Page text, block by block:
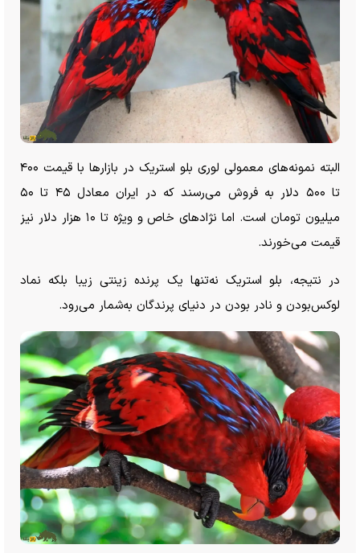
البته نمونه‌های معمولی لوری بلو استریک در بازار‌ها با قیمت ۴۰۰
تا ۵۰۰ دلار به فروش می‌رسند که در ایران معادل ۴۵ تا ۵۰
میلیون تومان است. اما نژاد‌های خاص و ویژه تا ۱۰ هزار دلار نیز
قیمت می‌خورند.
در نتیجه، بلو استریک نه‌تنها یک پرنده زینتی زیبا بلکه نماد
لوکس‌بودن و نادر بودن در دنیای پرندگان به‌شمار می‌رود.